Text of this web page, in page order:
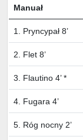
Manuał
1. Pryncypał 8’
2. Flet 8’
3. Flautino 4’ *
4. Fugara 4’
5. Róg nocny 2’